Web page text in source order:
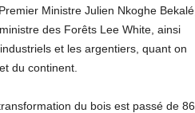
Ministre Julien Nkoghe Bekalé,
des Forêts Lee White, ainsi
et les argentiers, quant on
du continent.
du bois est passé de 86